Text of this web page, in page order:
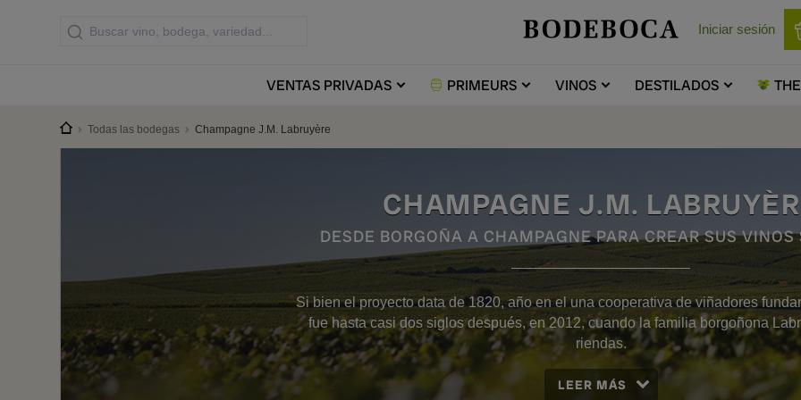
Iniciar sesión
VENTASPRIVADAS PRIMEURS VINOS DESTILADOS THE
Todas las bodegas Champagne J.M. Labruyère
CHAMPAGNE J.M.
DESDE BORGOÑA A CHAMPAGNE PARA CREAR SUS VINOS
Si bien el proyecto data de 1820, año en el una cooperativa de viñadores
fue hasta casi dos siglos después, en 2012, cuando la familia borgoñona
riendas.
LEER MÁS